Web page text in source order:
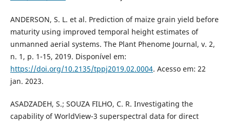
ANDERSON, S. L. et al. Prediction of maize grain yield before
maturity using improved temporal height estimates of
unmanned aerial systems. The Plant Phenome Journal, v. 2,
n. 1, p. 1-15, 2019. Disponível em:
https://doi.org/10.2135/tppj2019.02.0004. Acesso em: 22
jan. 2023.
ASADZADEH, S.; SOUZA FILHO, C. R. Investigating the
capability of WorldView-3 superspectral data for direct